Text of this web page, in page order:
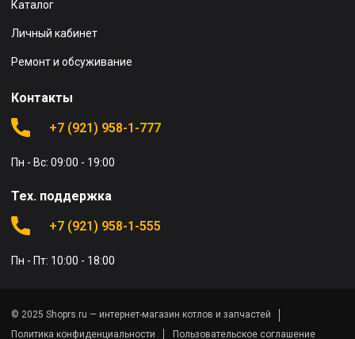
Каталог
Личный кабинет
Ремонт и обсуживание
Контакты
+7 (921) 958-1-777
Пн - Вс: 09:00 - 19:00
Тех. поддержка
+7 (921) 958-1-555
Пн - Пт: 10:00 - 18:00
© 2025 Shoprs.ru — интернет-магазин котлов и запчастей
Политика конфиденциальности
Пользовательское соглашение